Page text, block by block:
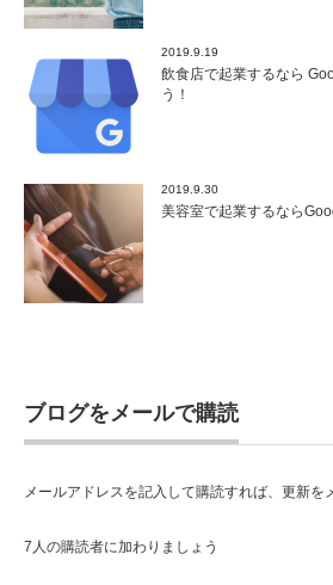
2019.9.19
飲食店で起業するなら
う！
2019.9.30
美容室で起業するなら
ブログをメールで購読
メールアドレスを記入して購読すれば、更新を
7人の購読者に加わりましょう